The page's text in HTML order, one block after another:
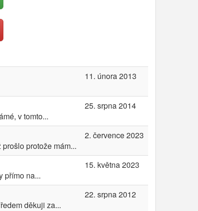
11. února 2013
v tomto...
25. srpna 2014
protože mám...
2. července 2023
přímo na...
15. května 2023
děkuji za...
22. srpna 2012